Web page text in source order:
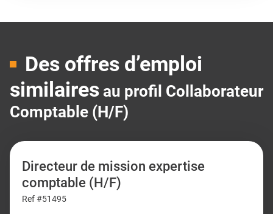
Des offres d’emploi
similaires au profil Collaborateur
Comptable (H/F)
Directeur de mission expertise
comptable (H/F)
Ref #51495